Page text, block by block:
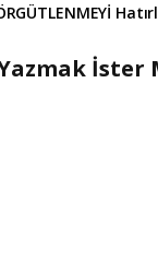
İster